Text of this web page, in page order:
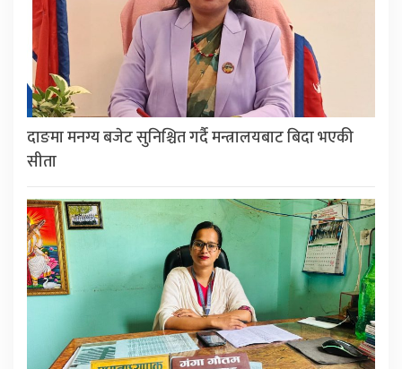
दाङमा मनग्य बजेट सुनिश्चित गर्दै मन्त्रालयबाट बिदा भएकी
सीता